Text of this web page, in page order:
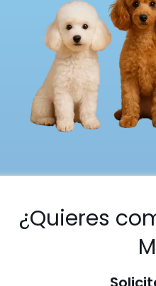
¿Quieres